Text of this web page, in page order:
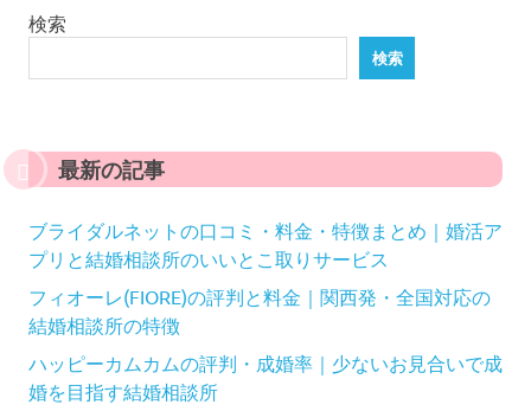
検索
検索
最新の記事
ブライダルネットの口コミ・料金・特徴まとめ｜婚活ア
プリと結婚相談所のいいとこ取りサービス
フィオーレ(FIORE)の評判と料金｜関西発・全国対応の
結婚相談所の特徴
ハッピーカムカムの評判・成婚率｜少ないお見合いで成
婚を目指す結婚相談所